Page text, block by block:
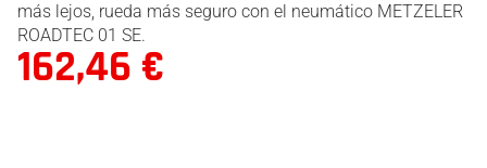
más lejos, rueda más seguro con el neumático METZELER
ROADTEC 01 SE.
162,46 €